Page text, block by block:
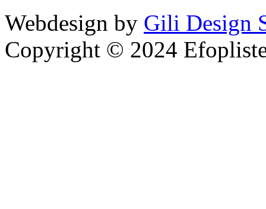
Webdesign by Gili Design
Copyright © 2024